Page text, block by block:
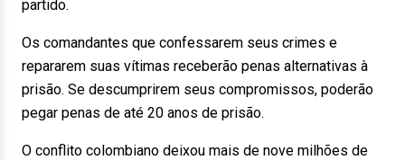
partido.
Os comandantes que confessarem seus crimes e
repararem suas vítimas receberão penas alternativas à
prisão. Se descumprirem seus compromissos, poderão
pegar penas de até 20 anos de prisão.
O conflito colombiano deixou mais de nove milhões de